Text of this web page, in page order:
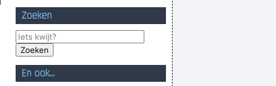
Zoeken
En ook...